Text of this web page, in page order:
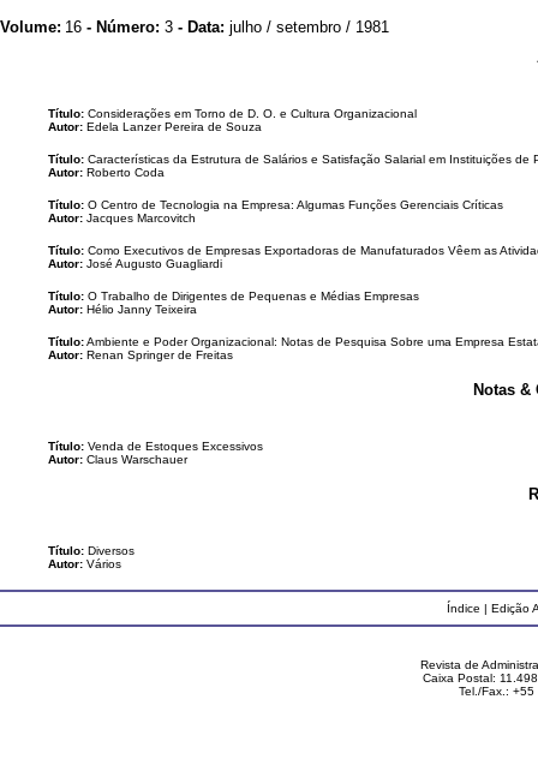
Volume: 16 - Número: 3 - Data: julho / setembro / 1981
Título: Considerações em Torno de D. O. e Cultura Organizacional
Autor: Edela Lanzer Pereira de Souza
Título: Características da Estrutura de Salários e Satisfação Salarial em Instituições de
Autor: Roberto Coda
Título: O Centro de Tecnologia na Empresa: Algumas Funções Gerenciais Críticas
Autor: Jacques Marcovitch
Título: Como Executivos de Empresas Exportadoras de Manufaturados Vêem as
Autor: José Augusto Guagliardi
Título: O Trabalho de Dirigentes de Pequenas e Médias Empresas
Autor: Hélio Janny Teixeira
Título:Ambiente e Poder Organizacional: Notas de Pesquisa Sobre uma Empresa
Autor: Renan Springer de Freitas
Notas &
Título: Venda de Estoques Excessivos
Autor: Claus Warschauer
Título: Diversos
Autor: Vários
Índice | Edição
Revista de
Caixa Postal:
Tel./Fax.: